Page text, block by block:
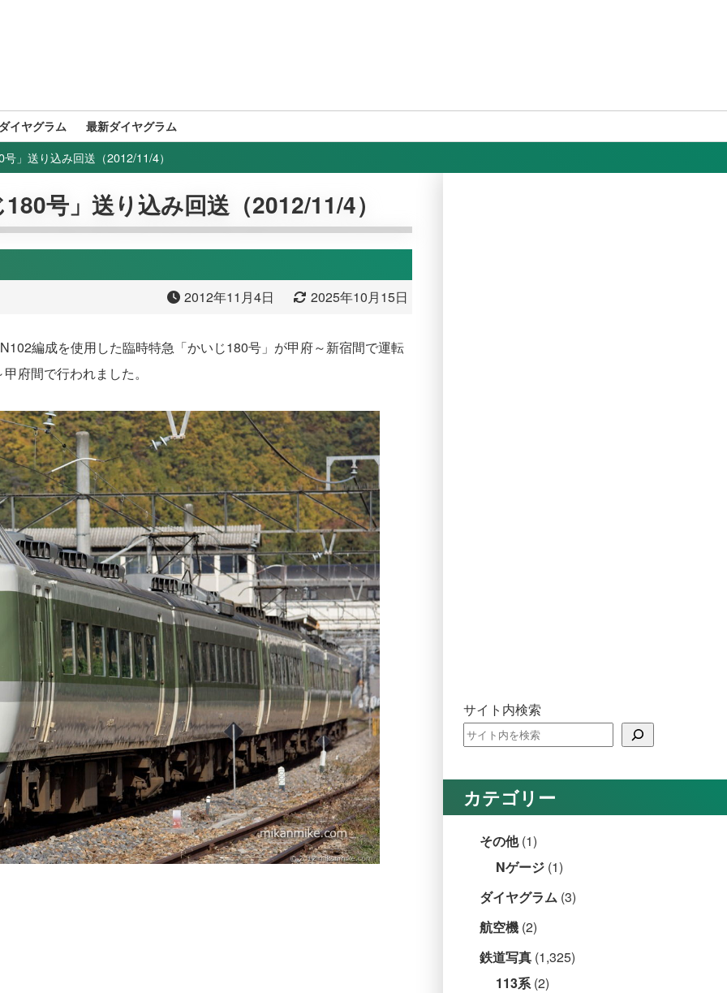
イヤグラム 最新ダイヤグラム
」送り込み回送（2012/11/4）
号」送り込み回送（2012/11/4）
2012年11月4日 2025年10月15日
編成を使用した臨時特急「かいじ180号」が甲府～新宿間で運転
府間で行われました。
サイト内検索
カテゴリー
その他(1)
Nゲージ (1)
ダイヤグラム (3)
航空機 (2)
鉄道写真 (1,325)
113系(2)